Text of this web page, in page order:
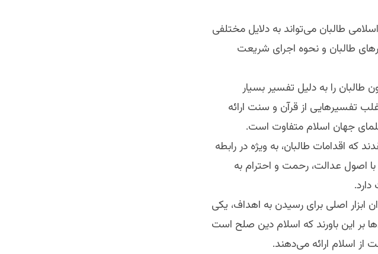
طالبان می‌تواند به دلایل مختلفی
طالبان و نحوه اجرای شریعت
طالبان را به دلیل تفسیر بسیار
تفسیرهایی از قرآن و سنت ارائه
جهان اسلام متفاوت است.
که اقدامات طالبان، به ویژه در رابطه
اصول عدالت، رحمت و احترام به
ابزار اصلی برای رسیدن به اهداف، یکی
بر این باورند که اسلام دین صلح است
از اسلام ارائه می‌دهند.